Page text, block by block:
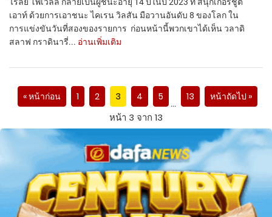
เอาท์ ด้วยการเอาชนะ ไคเรน วิลสัน มือวานอันดับ 8 ของโลก ใน
การแข่งขันวันที่สองของรายการ ก่อนหน้านี้พวกเขาได้เห็น วลาดิ
สลาฟ กราดินารี่... อ่านเพิ่มเติม
« หน้าก่อน 1 2 3 4 5
…
13 หน้าถัดไป »
หน้า 3 จาก 13